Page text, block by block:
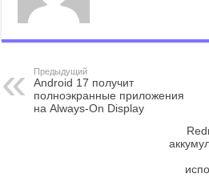
Предыдущий
Android 17 получит
полноэкранные приложения
на Always-On Display